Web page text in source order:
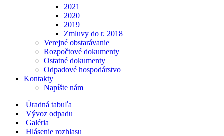
2021
2020
2019
Zmluvy do r. 2018
Verejné obstarávanie
Rozpočtové dokumenty
Ostatné dokumenty
Odpadové hospodárstvo
Kontakty
Napíšte nám
Úradná tabuľa
Vývoz odpadu
Galéria
Hlásenie rozhlasu